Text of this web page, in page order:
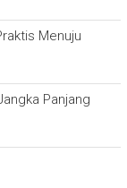
Menuju
Panjang